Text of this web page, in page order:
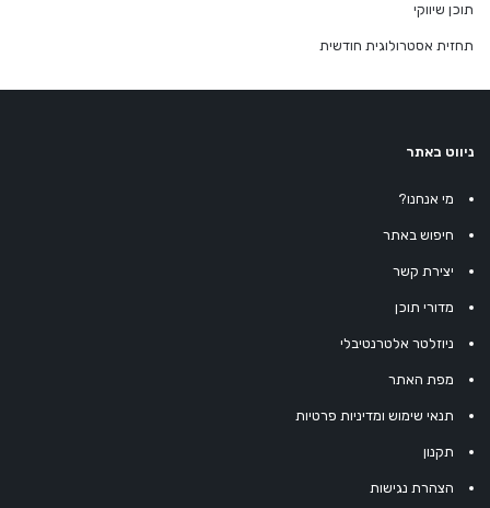
תוכן שיווקי
תחזית אסטרולוגית חודשית
ניווט באתר
מי אנחנו?
חיפוש באתר
יצירת קשר
מדורי תוכן
ניוזלטר אלטרנטיבלי
מפת האתר
תנאי שימוש ומדיניות פרטיות
תקנון
הצהרת נגישות